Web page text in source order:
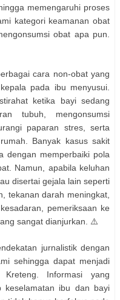
memengaruhi proses
kategori keamanan obat
obat apa pun.
cara non-obat yang
pada ibu menyusui.
ketika bayi sedang
tubuh, mengonsumsi
paparan stres, serta
Banyak kasus sakit
dengan memperbaiki pola
Namun, apabila keluhan
disertai gejala lain seperti
tekanan darah meningkat,
pemeriksaan ke
sangat dianjurkan. ⚠️
jurnalistik dengan
sehingga dapat menjadi
Informasi yang
keselamatan ibu dan bayi